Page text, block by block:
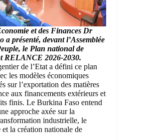
et des Finances Dr
présenté, devant l’Assemblée
le Plan national de
RELANCE 2026-2030.
de l’Etat a défini ce plan
les modèles économiques
sur l’exportation des matières
aux financements extérieurs et
finis. Le Burkina Faso entend
approche axée sur la
industrielle, le
la création nationale de